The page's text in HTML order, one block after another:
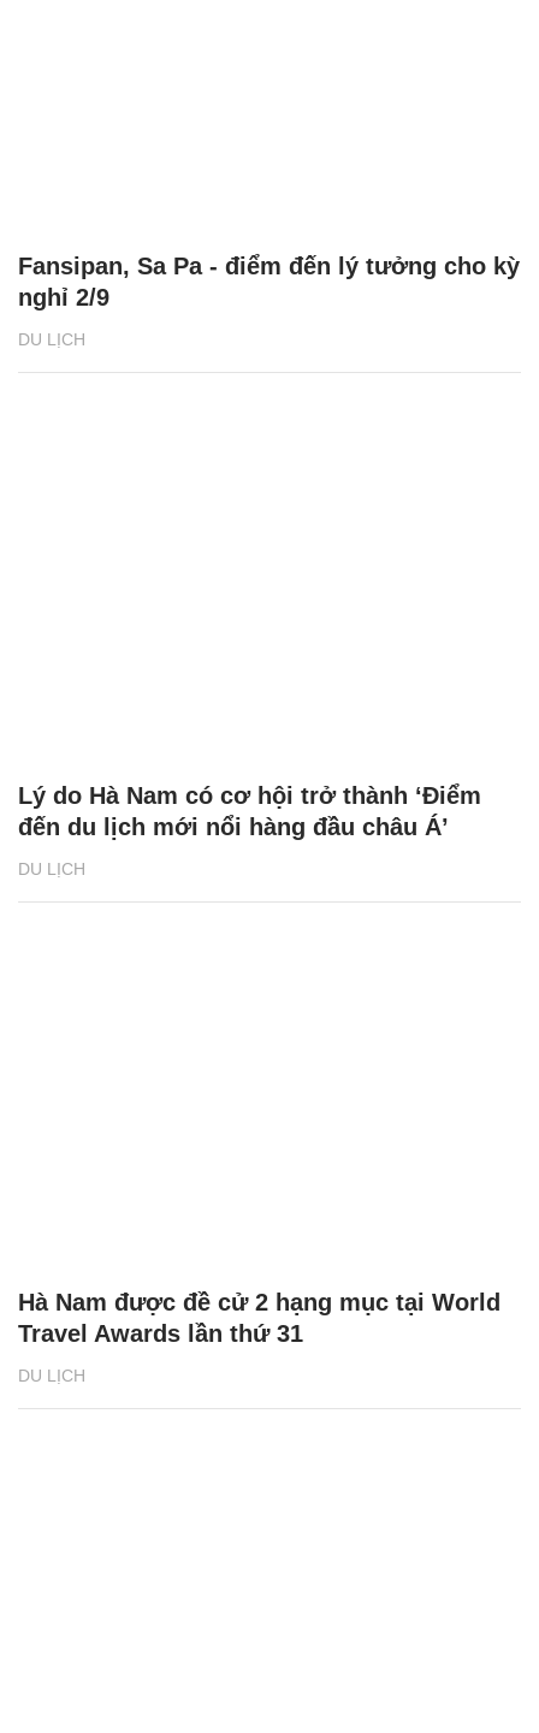
DU LỊCH
Fansipan, Sa Pa - điểm đến lý tưởng cho kỳ
nghỉ 2/9
DU LỊCH
Lý do Hà Nam có cơ hội trở thành ‘Điểm
đến du lịch mới nổi hàng đầu châu Á’
DU LỊCH
Hà Nam được đề cử 2 hạng mục tại World
Travel Awards lần thứ 31